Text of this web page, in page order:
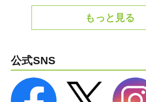
もっと見る
公式SNS